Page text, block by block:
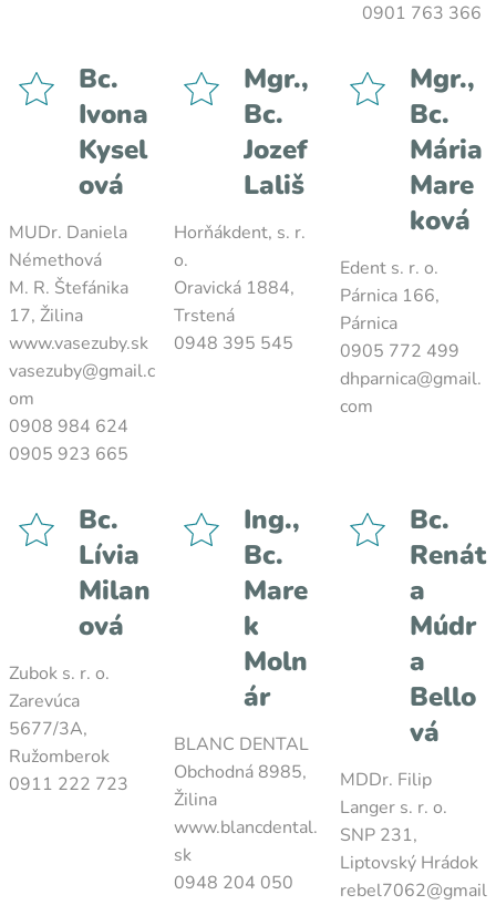
0901 763 366
Bc.
Ivona
Kysel
ová
MUDr. Daniela
Némethová
M. R. Štefánika
17, Žilina
www.vasezuby.sk
vasezuby@gmail.c
om
0908 984 624
0905 923 665
Mgr.,
Bc.
Jozef
Lališ
Horňákdent, s. r.
o.
Oravická 1884,
Trstená
0948 395 545
Mgr.,
Bc.
Mária
Mare
ková
Edent s. r. o.
Párnica 166,
Párnica
0905 772 499
dhparnica@gmail.
com
Bc.
Lívia
Milan
ová
Zubok s. r. o.
Zarevúca
5677/3A,
Ružomberok
0911 222 723
Ing.,
Bc.
Mare
k
Moln
ár
BLANC DENTAL
Obchodná 8985,
Žilina
www.blancdental.
sk
0948 204 050
Bc.
Renát
a
Múdr
a
Bello
vá
MDDr. Filip
Langer s. r. o.
SNP 231,
Liptovský Hrádok
rebel7062@gmail